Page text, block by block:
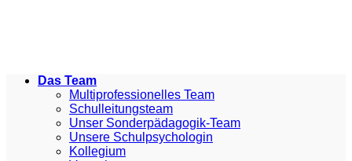
Das Team
Multiprofessionelles Team
Schulleitungsteam
Unser Sonderpädagogik-Team
Unsere Schulpsychologin
Kollegium